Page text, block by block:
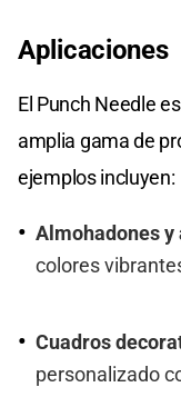
Aplicaciones
El Punch Needle
amplia gama de
ejemplos incluyen:
Almohadones
colores
Cuadros
personalizado